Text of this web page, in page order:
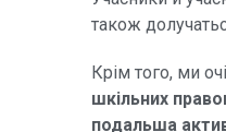
також
Крім того, ми
шкільних
подальша